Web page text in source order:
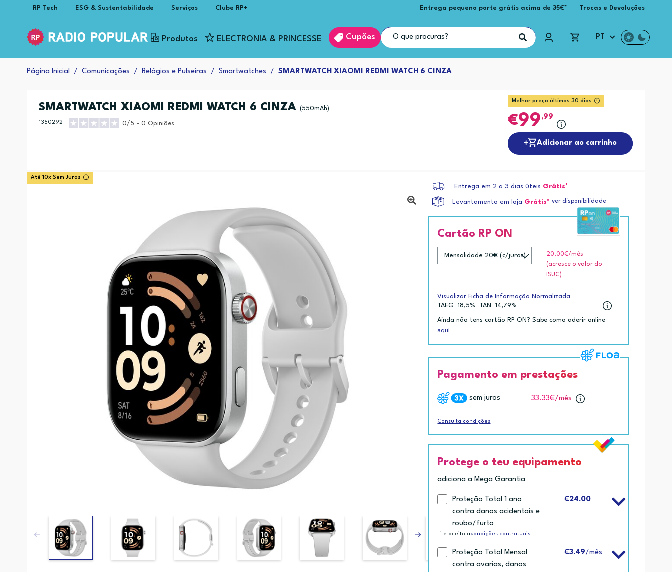
RP Tech ESG & Sustentabilidade Serviços Clube RP+ Entrega pequeno porte grátis acima de 35€* Trocas e Devoluções
Produtos ELECTRONIA & PRINCESSE Cupões PT
Página Inicial Comunicações Relógios e Pulseiras Smartwatches SMARTWATCH XIAOMI REDMI WATCH 6 CINZA
SMARTWATCH XIAOMI REDMI WATCH 6 CINZA (550mAh)
1350292 0/5 - 0 Opiniões
Melhor preço últimos 30 dias
99 ,99
Adicionar ao carrinho
Até 10x Sem Juros
Entrega em 2 a 3 dias úteis Grátis*
Levantamento em loja Grátis* ver disponibilidade
Cartão RP ON
20,00€/mês
(acresce o valor do
ISUC)
Visualizar Ficha de Informação Normalizada
TAEG
18,5% TAN 14,79%
Ainda não tens cartão RP ON? Sabe como aderir online
aqui
Pagamento em prestações
sem juros 33.33€/mês
Consulta condições
Protege o teu equipamento
adiciona a Mega Garantia
Proteção Total 1 ano
contra danos acidentais e
roubo/furto
€24.00
Li e aceito ascondições contratuais
Proteção Total Mensal
contra avarias, danos
€3.49/mês